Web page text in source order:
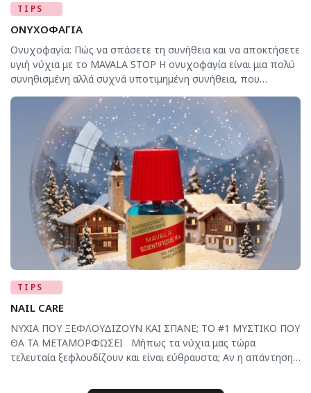
TIPS
ΟΝΥΧΟΦΑΓΙΑ
Ονυχοφαγία: Πώς να σπάσετε τη συνήθεια και να αποκτήσετε
υγιή νύχια με το MAVALA STOP Η ονυχοφαγία είναι μια πολύ
συνηθισμένη αλλά συχνά υποτιμημένη συνήθεια, που
με άγχος, νευρικότητα ή μηχανικές κινήσεις της
καθημερινότητας και μπορεί να οδηγήσει σε εύθραυστα
νύχια, τραυματισμένα επωνύχια και αισθητική δυσφορία. Το
TIPS
NAIL CARE
ΝΥΧΙΑ ΠΟΥ ΞΕΦΛΟΥΔΙΖΟΥΝ ΚΑΙ ΣΠΑΝΕ; ΤΟ #1 ΜΥΣΤΙΚΟ ΠΟΥ
ΘΑ ΤΑ ΜΕΤΑΜΟΡΦΩΣΕΙ Μήπως τα νύχια μας τώρα
τελευταία ξεφλουδίζουν και είναι εύθραυστα; Αν η απάντηση
για να τα επαναφέρουμε στην υγιή, δυνατή τους κατάσταση.